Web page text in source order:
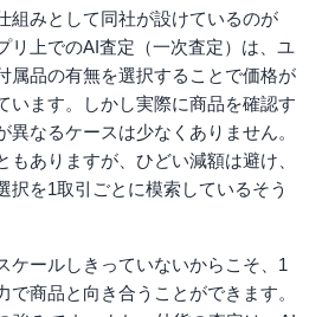
組みとして同社が設けているのが
リ上でのAI査定（一次査定）は、ユ
属品の有無を選択することで価格が
います。しかし実際に商品を確認す
異なるケースは少なくありません。
もありますが、ひどい減額は避け、
択を1取引ごとに模索しているそう
ケールしきっていないからこそ、1
で商品と向き合うことができます。